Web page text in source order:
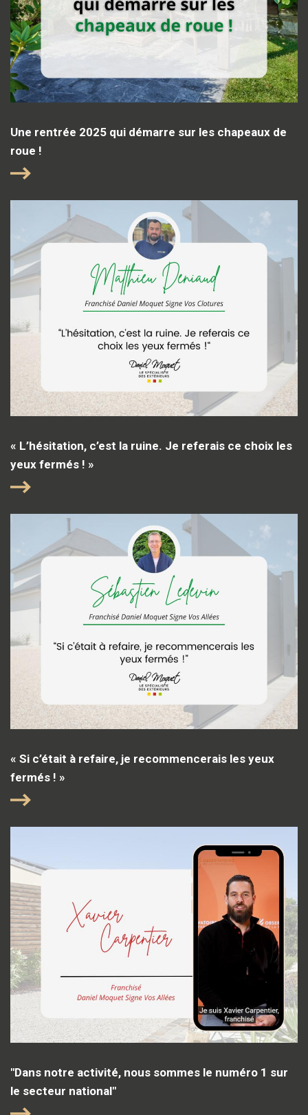
Une rentrée 2025 qui démarre sur les chapeaux de
roue !
« L’hésitation, c’est la ruine. Je referais ce choix les
yeux fermés ! »
« Si c’était à refaire, je recommencerais les yeux
fermés ! »
"Dans notre activité, nous sommes le numéro 1 sur
le secteur national"